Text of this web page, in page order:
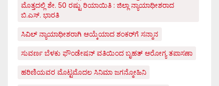
ಮೊತ್ತದಲ್ಲಿ ಶೇ. 50 ರಷ್ಟು ರಿಯಾಯಿತಿ : ಜಿಲ್ಲಾ ನ್ಯಾಯಾಧೀಶರಾದ
ಬಿ.ಎಸ್. ಭಾರತಿ
ಸಿವಿಲ್ ನ್ಯಾಯಾಧೀಶರಾಗಿ ಆಯ್ಕೆಯಾದ ಶಂಕರ್‌ಗೆ ಸನ್ಮಾನ
ಸುವರ್ಣ ಬೆಳಕು ಫೌಂಡೇಷನ್ ವತಿಯಿಂದ ಬೃಹತ್ ಆರೋಗ್ಯ ತಪಾಸಣಾ
ಹರಿಣಿಯವರ ಮೊಟ್ಟಮೊದಲ ಸಿನಿಮಾ ಜಗನ್ಮೋಹಿನಿ